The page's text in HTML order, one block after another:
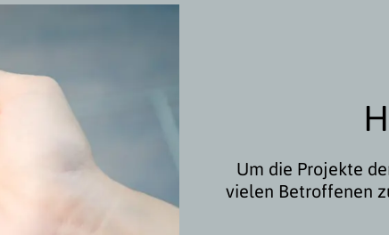
Um die Projekte
vielen Betroffenen